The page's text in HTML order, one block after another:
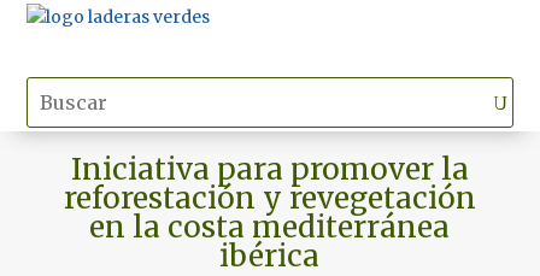
Iniciativa para promover la
reforestación y revegetación
en la costa mediterránea
ibérica